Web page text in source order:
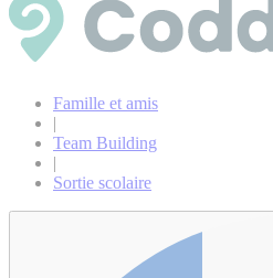
Famille et amis
|
Team Building
|
Sortie scolaire